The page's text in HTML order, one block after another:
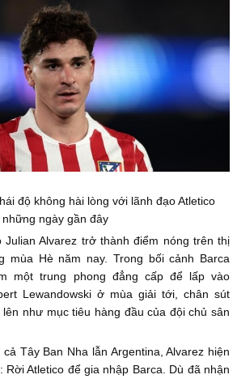
độ không hài lòng với lãnh đạo Atletico
những ngày gần đây
Alvarez trở thành điểm nóng trên thị
mùa Hè năm nay. Trong bối cảnh Barca
một trung phong đẳng cấp để lấp vào
Lewandowski ở mùa giải tới, chân sút
như mục tiêu hàng đầu của đội chủ sân
Tây Ban Nha lẫn Argentina, Alvarez hiện
Rời Atletico để gia nhập Barca. Dù đã nhận